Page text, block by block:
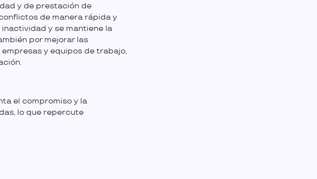
y de prestación de
de manera rápida y
y se mantiene la
por mejorar las
y equipos de trabajo,
el compromiso y la
lo que repercute